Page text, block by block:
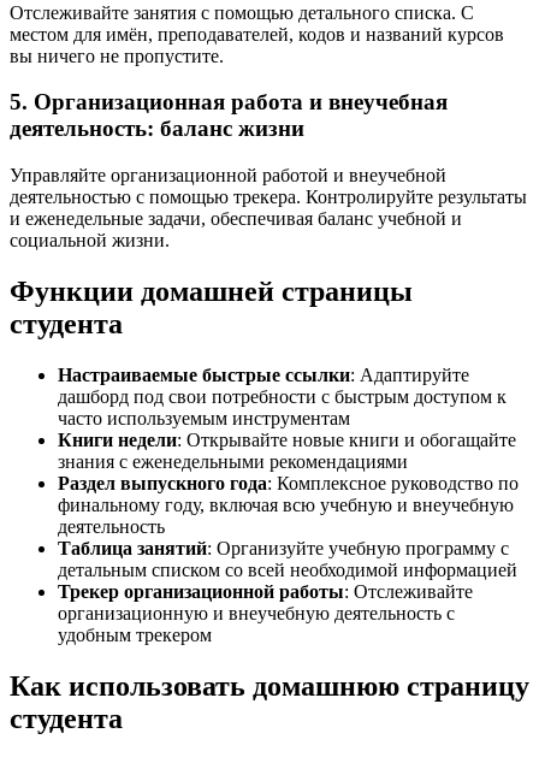
Отслеживайте занятия с помощью детального списка. С
местом для имён, преподавателей, кодов и названий курсов
вы ничего не пропустите.
5. Организационная работа и внеучебная
деятельность: баланс жизни
Управляйте организационной работой и внеучебной
деятельностью с помощью трекера. Контролируйте результаты
и еженедельные задачи, обеспечивая баланс учебной и
социальной жизни.
Функции домашней страницы
студента
Настраиваемые быстрые ссылки: Адаптируйте
дашборд под свои потребности с быстрым доступом к
часто используемым инструментам
Книги недели: Открывайте новые книги и обогащайте
знания с еженедельными рекомендациями
Раздел выпускного года: Комплексное руководство по
финальному году, включая всю учебную и внеучебную
деятельность
Таблица занятий: Организуйте учебную программу с
детальным списком со всей необходимой информацией
Трекер организационной работы: Отслеживайте
организационную и внеучебную деятельность с
удобным трекером
Как использовать домашнюю страницу
студента